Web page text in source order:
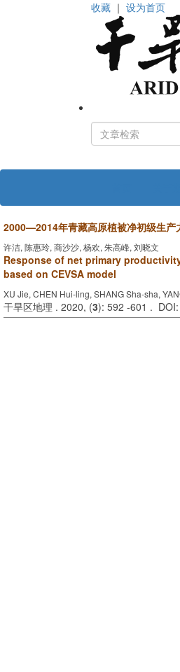
收藏 ｜ 设为首页
2000—2014年青藏高原植被净初级生
许洁, 陈惠玲, 商沙沙, 杨欢, 朱高峰, 刘晓文
Response of net primary
based on CEVSA model
XU Jie, CHEN Hui-ling, SHANG Sha-sha,
干旱区地理 . 2020, (3): 592 -601 .